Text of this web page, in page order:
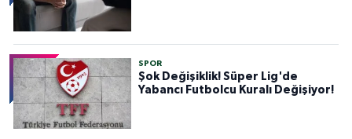
SPOR
Şok Değişiklik! Süper Lig'de
Yabancı Futbolcu Kuralı Değişiyor!